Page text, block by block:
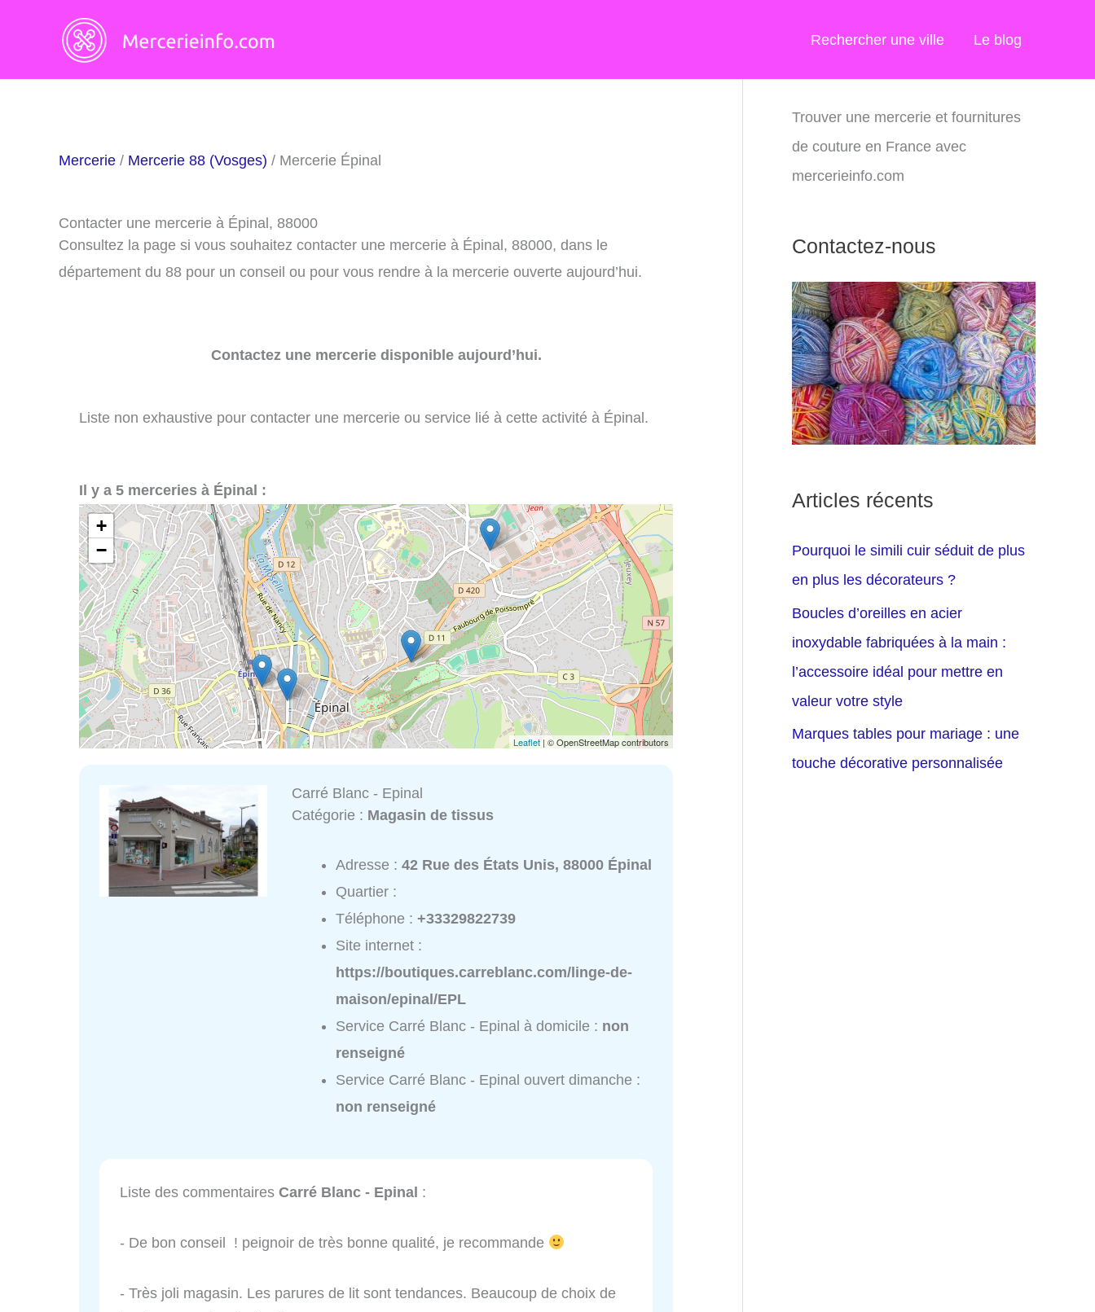
Rechercher une ville Le blog
Mercerie / Mercerie 88 (Vosges) / Mercerie Épinal
Contacter une mercerie à Épinal, 88000
Consultez la page si vous souhaitez contacter une mercerie à Épinal, 88000, dans le
département du 88 pour un conseil ou pour vous rendre à la mercerie ouverte aujourd’hui.
Contactez une mercerie disponible aujourd’hui.
Liste non exhaustive pour contacter une mercerie ou service lié à cette activité à Épinal.
Il y a 5 merceries à Épinal :
+
−
Leaflet | © OpenStreetMap contributors
Carré Blanc - Epinal
Catégorie : Magasin de tissus
Adresse :42 Rue des États Unis, 88000 Épinal
Quartier :
Téléphone :+33329822739
Site internet :
https://boutiques.carreblanc.com/linge-de-
maison/epinal/EPL
Service Carré Blanc - Epinal à domicile : non
renseigné
Service Carré Blanc - Epinal ouvert dimanche :
non renseigné
Liste des commentaires Carré Blanc - Epinal :
- De bon conseil ! peignoir de très bonne qualité, je recommande
- Très joli magasin. Les parures de lit sont tendances. Beaucoup de choix de
Trouver une mercerie et fournitures
de couture en France avec
mercerieinfo.com
Contactez-nous
Articles récents
Pourquoi le simili cuir séduit de plus
en plus les décorateurs ?
Boucles d’oreilles en acier
inoxydable fabriquées à la main :
l’accessoire idéal pour mettre en
valeur votre style
Marques tables pour mariage : une
touche décorative personnalisée